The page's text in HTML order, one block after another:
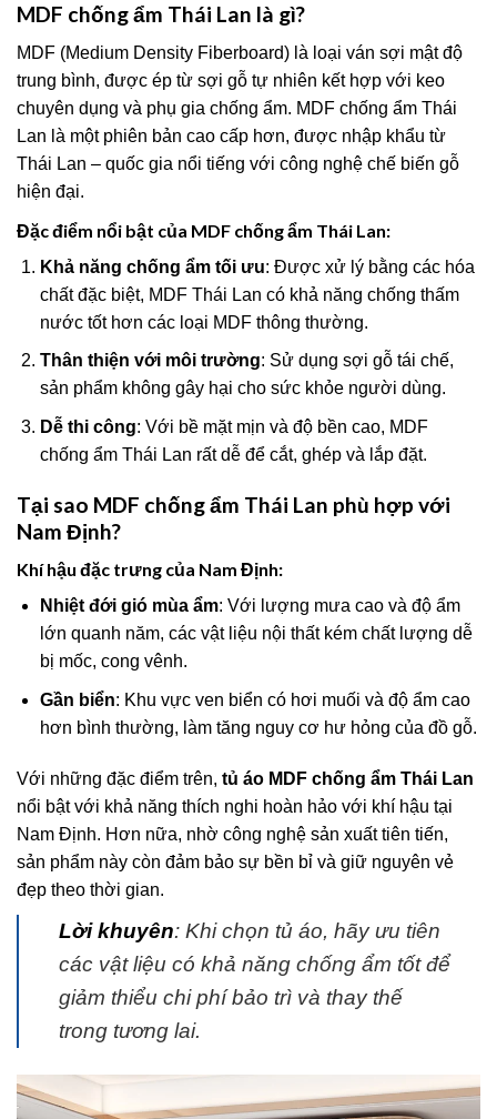
MDF chống ẩm Thái Lan là gì?
MDF (Medium Density Fiberboard) là loại ván sợi mật độ
trung bình, được ép từ sợi gỗ tự nhiên kết hợp với keo
chuyên dụng và phụ gia chống ẩm. MDF chống ẩm Thái
Lan là một phiên bản cao cấp hơn, được nhập khẩu từ
Thái Lan – quốc gia nổi tiếng với công nghệ chế biến gỗ
hiện đại.
Đặc điểm nổi bật của MDF chống ẩm Thái Lan:
Khả năng chống ẩm tối ưu: Được xử lý bằng các hóa
chất đặc biệt, MDF Thái Lan có khả năng chống thấm
nước tốt hơn các loại MDF thông thường.
Thân thiện với môi trường: Sử dụng sợi gỗ tái chế,
sản phẩm không gây hại cho sức khỏe người dùng.
Dễ thi công: Với bề mặt mịn và độ bền cao, MDF
chống ẩm Thái Lan rất dễ để cắt, ghép và lắp đặt.
Tại sao MDF chống ẩm Thái Lan phù hợp với
Nam Định?
Khí hậu đặc trưng của Nam Định:
Nhiệt đới gió mùa ẩm: Với lượng mưa cao và độ ẩm
lớn quanh năm, các vật liệu nội thất kém chất lượng dễ
bị mốc, cong vênh.
Gần biển: Khu vực ven biển có hơi muối và độ ẩm cao
hơn bình thường, làm tăng nguy cơ hư hỏng của đồ gỗ.
Với những đặc điểm trên, tủ áo MDF chống ẩm Thái Lan
nổi bật với khả năng thích nghi hoàn hảo với khí hậu tại
Nam Định. Hơn nữa, nhờ công nghệ sản xuất tiên tiến,
sản phẩm này còn đảm bảo sự bền bỉ và giữ nguyên vẻ
đẹp theo thời gian.
Lời khuyên: Khi chọn tủ áo, hãy ưu tiên
các vật liệu có khả năng chống ẩm tốt để
giảm thiểu chi phí bảo trì và thay thế
trong tương lai.